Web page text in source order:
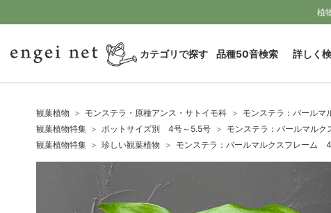
植
カテゴリで探す 品種50音検索 詳しく
観葉植物 モンステラ・原種アンス・サトイモ科
モンステラ：バール
観葉植物特集
ポットサイズ別 4号～5.5号
モンステラ：バールマル
観葉植物特集
珍しい観葉植物 モンステラ：バールマルクスフレーム